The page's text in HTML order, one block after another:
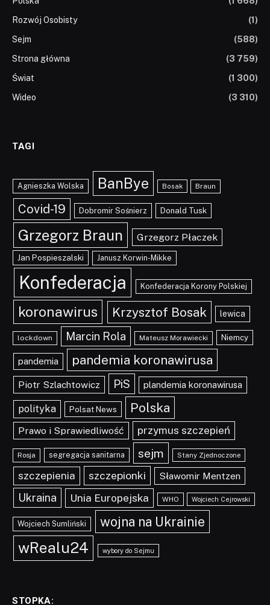
Rozwój Osobisty
(1)
Sejm
(588)
Strona główna
(3 759)
Świat
(1 300)
Wideo
(3 310)
TAGI
Agnieszka Wolska BanBye Bosak Braun
Covid-19 Dobromir Sośnierz Donald Tusk
Grzegorz Braun Grzegorz Płaczek
Jan Pospieszalski Janusz Korwin-Mikke
Konfederacja Konfederacja Korony Polskiej
koronawirus Krzysztof Bosak lewica
lockdown Marcin Rola Mateusz Morawiecki Niemcy
pandemia pandemia koronawirusa
Piotr Szlachtowicz PiS plandemia koronawirusa
polityka Polsat News Polska
Prawo i Sprawiedliwość przymus szczepień
Rosja segregacja sanitarna sejm Stany Zjednoczone
szczepienia szczepionki Sławomir Mentzen
Ukraina Unia Europejska WHO Wojciech Cejrowski
Wojciech Sumliński wojna na Ukrainie
wRealu24 wybory do Sejmu
STOPKA: